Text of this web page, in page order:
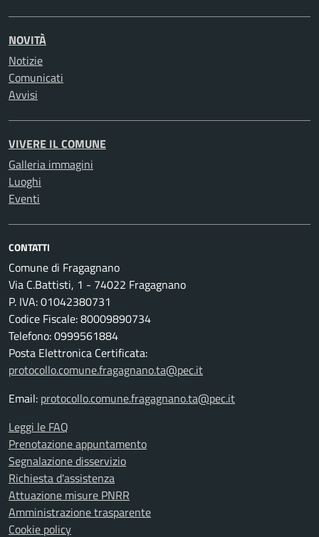
NOVITÀ
Notizie
Comunicati
Avvisi
VIVERE IL COMUNE
Galleria immagini
Luoghi
Eventi
CONTATTI
Comune di Fragagnano
Via C.Battisti, 1 - 74022 Fragagnano
P. IVA: 01042380731
Codice Fiscale: 80009890734
Telefono: 0999561884
Posta Elettronica Certificata:
protocollo.comune.fragagnano.ta@pec.it
Email: protocollo.comune.fragagnano.ta@pec.it
Leggi le FAQ
Prenotazione appuntamento
Segnalazione disservizio
Richiesta d'assistenza
Attuazione misure PNRR
Amministrazione trasparente
Cookie policy